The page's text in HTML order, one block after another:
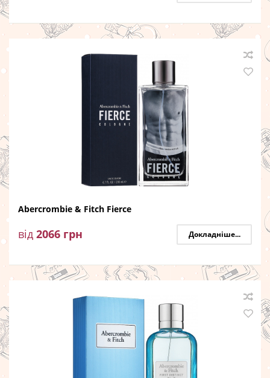
Abercrombie & Fitch Fierce
від 2066 грн Докладніше...